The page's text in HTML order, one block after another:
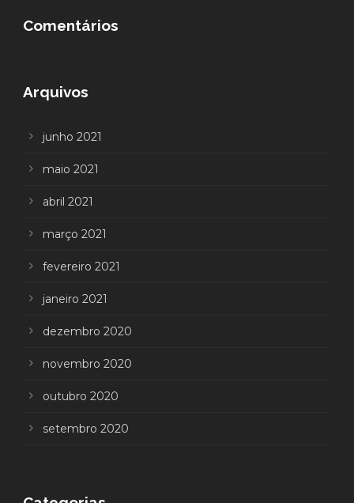
Comentários
Arquivos
junho 2021
maio 2021
abril 2021
março 2021
fevereiro 2021
janeiro 2021
dezembro 2020
novembro 2020
outubro 2020
setembro 2020